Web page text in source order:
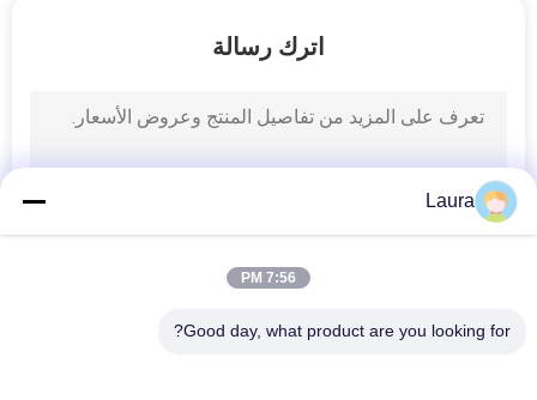
اترك رسالة
Laura
7:56 PM
Good day, what product are you looking for?